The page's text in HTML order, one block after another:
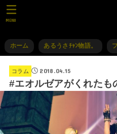
ホーム あるうさﾁｬﾝ物語。
MENU
コラム 2018.04.15
#エオルゼアがくれたも